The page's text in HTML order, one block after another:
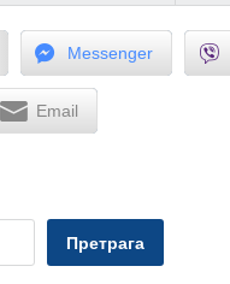
Messenger
Email
Претрага